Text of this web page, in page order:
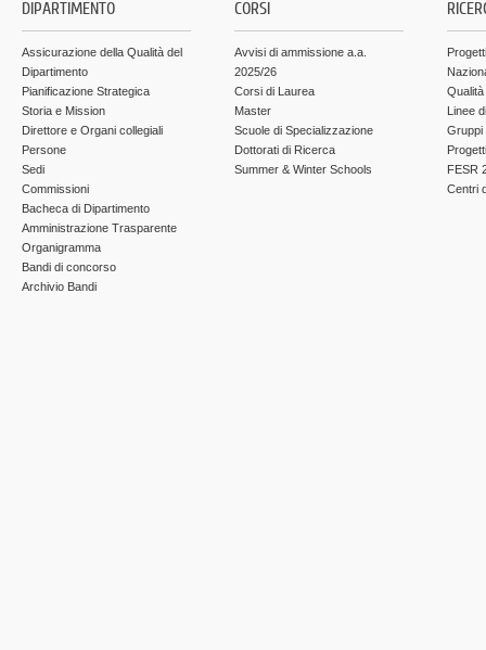
DIPARTIMENTO
Assicurazione della Qualità del
Dipartimento
Pianificazione Strategica
Storia e Mission
Direttore e Organi collegiali
Persone
Sedi
Commissioni
Bacheca di Dipartimento
Amministrazione Trasparente
Organigramma
Bandi di concorso
Archivio Bandi
CORSI
Avvisi di ammissione a.a.
2025/26
Corsi di Laurea
Master
Scuole di Specializzazione
Dottorati di Ricerca
Summer & Winter Schools
Linee
Gruppi
FESR
Centri